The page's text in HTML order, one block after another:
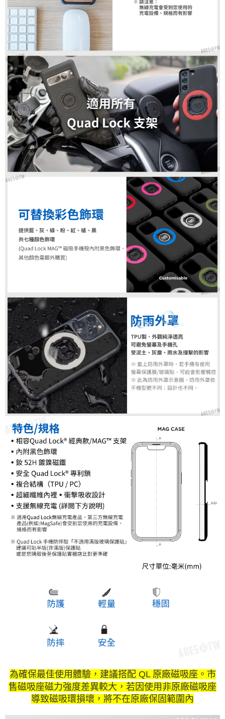
為確保最佳使用體驗，建議搭配 QL 原廠磁吸座。市
售磁吸座磁力強度差異較大，若因使用非原廠磁吸座
導致磁吸環損壞，將不在原廠保固範圍內